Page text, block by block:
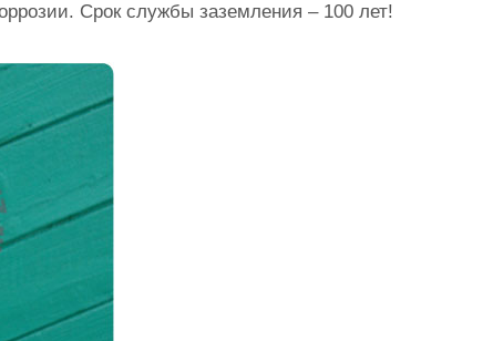
Срок службы заземления – 100 лет!